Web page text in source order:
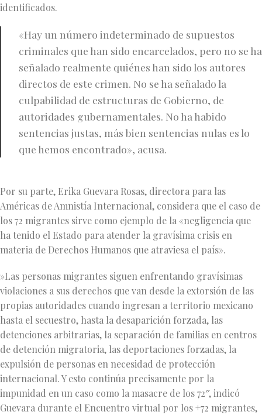
identificados.
«Hay un número indeterminado de supuestos
criminales que han sido encarcelados, pero no se ha
señalado realmente quiénes han sido los autores
directos de este crimen. No se ha señalado la
culpabilidad de estructuras de Gobierno, de
autoridades gubernamentales. No ha habido
sentencias justas, más bien sentencias nulas es lo
que hemos encontrado», acusa.
Por su parte, Erika Guevara Rosas, directora para las
Américas de Amnistía Internacional, considera que el caso de
los 72 migrantes sirve como ejemplo de la «negligencia que
ha tenido el Estado para atender la gravísima crisis en
materia de Derechos Humanos que atraviesa el país».
​»Las personas migrantes siguen enfrentando gravísimas
violaciones a sus derechos que van desde la extorsión de las
propias autoridades cuando ingresan a territorio mexicano
hasta el secuestro, hasta la desaparición forzada, las
detenciones arbitrarias, la separación de familias en centros
de detención migratoria, las deportaciones forzadas, la
expulsión de personas en necesidad de protección
internacional. Y esto continúa precisamente por la
impunidad en un caso como la masacre de los 72″, indicó
Guevara durante el Encuentro virtual por los +72 migrantes,